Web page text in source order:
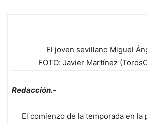
El joven sevillano Miguel
FOTO: Javier Martínez
Redacción.-
El comienzo de la temporada en la